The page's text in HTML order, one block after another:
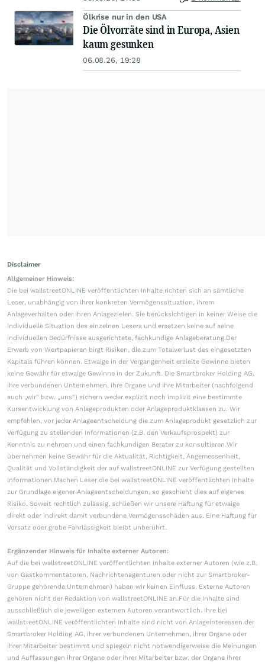
Ölkrise nur in den USA
Die Ölvorräte sind in Europa, Asien
kaum gesunken
06.08.26, 19:28
Disclaimer
Allgemeiner Hinweis:
Die bei wallstreetONLINE veröffentlichten Inhalte richten sich an sämtliche
Leser, unabhängig von ihrer konkreten Vermögenssituation, ihrem
Anlageverhalten oder ihren Anlagezielen. Sie berücksichtigen in keiner Weise die
individuelle Situation des einzelnen Lesers und ersetzen keine auf seine
individuellen Bedürfnisse ausgerichtete, fachkundige Anlageberatung.Der
Erwerb von Wertpapieren birgt Risiken, die zum Totalverlust des eingesetzten
Kapitals führen können. Etwaige in der Vergangenheit erzielte Gewinne bieten
keine Gewähr für etwaige Gewinne in der Zukunft. Die Smartbroker Holding AG,
ihre verbundenen Unternehmen, ihre Organe und ihre Mitarbeiter (nachfolgend
auch „wir“ bzw. „uns“) sichern weder explizit noch implizit eine bestimmte
Kursentwicklung von Anlageprodukten oder Anlageproduktklassen zu. Wir
empfehlen, vor jeder Anlageentscheidung die zum Anlageprodukt gesetzlich zur
Verfügung zu stellenden Informationen (z.B. den Verkaufsprospekt) zur
Kenntnis zu nehmen und einen fachkundigen Berater zu konsultieren.Wir
übernehmen keine Gewähr für die Aktualität, Richtigkeit, Angemessenheit,
Qualität und Vollständigkeit der auf wallstreetONLINE zur Verfügung gestellten
Informationen.Machen Leser die bei wallstreetONLINE veröffentlichten Inhalte
zur Grundlage eigener Anlageentscheidungen, so geschieht dies auf eigenes
Risiko. Soweit rechtlich zulässig, schließen wir unsere Haftung für etwaige
direkt oder indirekt damit verbundene Vermögensschäden aus. Eine Haftung für
Vorsatz oder grobe Fahrlässigkeit bleibt unberührt.
Ergänzender Hinweis für Inhalte externer Autoren:
Auf die bei wallstreetONLINE veröffentlichten Inhalte externer Autoren (wie z.B.
von Gastkommentatoren, Nachrichtenagenturen oder nicht zur Smartbroker-
Gruppe gehörende Unternehmen) haben wir keinen Einfluss. Externe Autoren
gehören nicht der Redaktion von wallstreetONLINE an.Für die Inhalte sind
ausschließlich die jeweiligen externen Autoren verantwortlich. Ihre bei
wallstreetONLINE veröffentlichten Inhalte sind nicht von Anlageinteressen der
Smartbroker Holding AG, ihrer verbundenen Unternehmen, ihrer Organe oder
ihrer Mitarbeiter bestimmt und spiegeln nicht notwendigerweise die Meinungen
und Auffassungen ihrer Organe oder ihrer Mitarbeiter bzw. der Organe ihrer